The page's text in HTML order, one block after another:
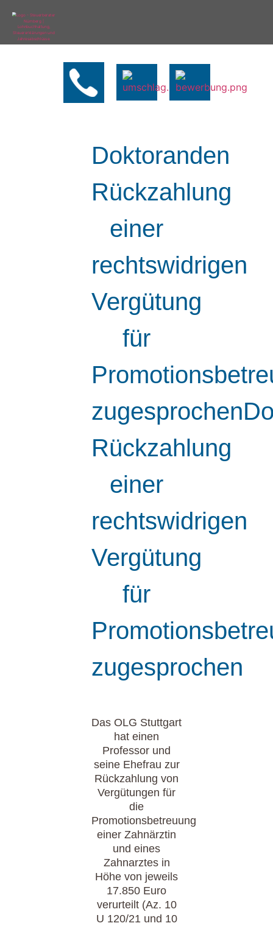
Doktoranden
Rückzahlung
einer
rechtswidrigen
Vergütung
für
Rückzahlung
einer
rechtswidrigen
Vergütung
für
zugesprochen
Das OLG Stuttgart
hat einen
Professor und
seine Ehefrau zur
Rückzahlung von
Vergütungen für
die
Promotionsbetreuung
einer Zahnärztin
und eines
Zahnarztes in
Höhe von jeweils
17.850 Euro
verurteilt (Az. 10
U 120/21 und 10